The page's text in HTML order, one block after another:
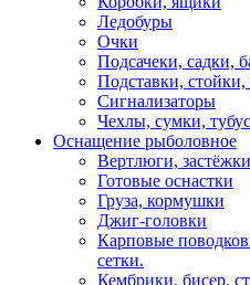
Ледобуры
Очки
Подсачеки, садки,
Подставки,
Сигнализаторы
Чехлы, сумки,
Оснащение рыболовное
Вертлюги,
Готовые оснастки
Груза, кормушки
Джиг-головки
Карповые
сетки.
Кембрики, бисер,